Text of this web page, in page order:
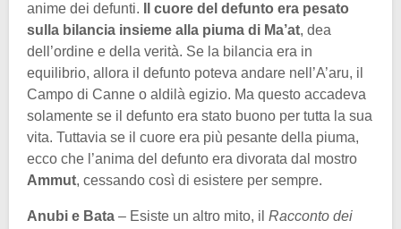
anime dei defunti. Il cuore del defunto era pesato
sulla bilancia insieme alla piuma di Ma’at, dea
dell’ordine e della verità. Se la bilancia era in
equilibrio, allora il defunto poteva andare nell’A’aru, il
Campo di Canne o aldilà egizio. Ma questo accadeva
solamente se il defunto era stato buono per tutta la sua
vita. Tuttavia se il cuore era più pesante della piuma,
ecco che l’anima del defunto era divorata dal mostro
Ammut, cessando così di esistere per sempre.
Anubi e Bata – Esiste un altro mito, il Racconto dei